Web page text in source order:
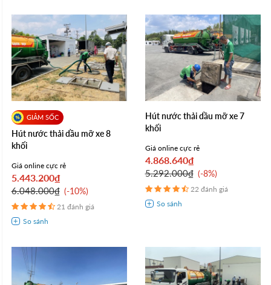
Hút nước thải dầu mỡ xe 8
khối
Giá online cực rẻ
5.443.200₫
6.048.000₫ -10%
21 đánh giá
Hút nước thải dầu mỡ xe 7
khối
Giá online cực rẻ
4.868.640₫
5.292.000₫ -8%
22 đánh giá